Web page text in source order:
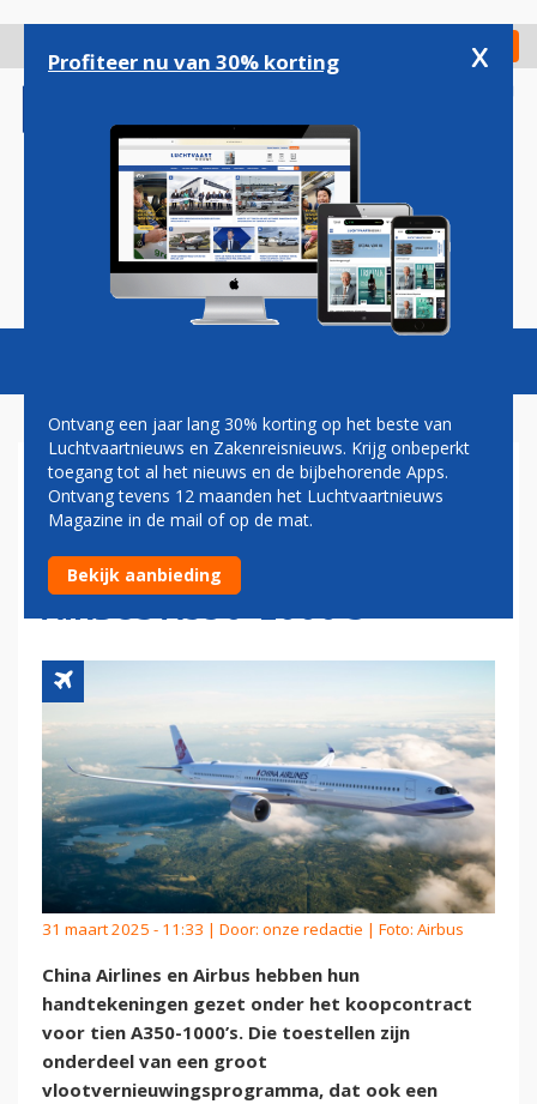
gaan
Check in
Magazine Podcasts Vacatures
CHINA AIRLINES ZET
HANDTEKENING ONDER
KOOPCONTRACT VOOR
AIRBUS A350-1000'S
31 maart 2025 - 11:33 | Door: onze redactie | Foto: Airbus
China Airlines en Airbus hebben hun
handtekeningen gezet onder het koopcontract
voor tien A350-1000’s. Die toestellen zijn
onderdeel van een groot
vlootvernieuwingsprogramma, dat ook een
Profiteer nu van 30% korting x
Ontvang een jaar lang 30% korting op het beste van
Luchtvaartnieuws en Zakenreisnieuws. Krijg onbeperkt
toegang tot al het nieuws en de bijbehorende Apps.
Ontvang tevens 12 maanden het Luchtvaartnieuws
Magazine in de mail of op de mat.
Bekijk aanbieding